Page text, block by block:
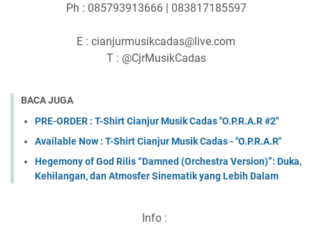
Ph : 085793913666 | 083817185597
E : cianjurmusikcadas@live.com
T : @CjrMusikCadas
BACA JUGA
PRE-ORDER : T-Shirt Cianjur Musik Cadas "O.P.R.A.R #2"
Available Now : T-Shirt Cianjur Musik Cadas - "O.P.R.A.R"
Hegemony of God Rilis “Damned (Orchestra Version)”: Duka,
Kehilangan, dan Atmosfer Sinematik yang Lebih Dalam
Info :